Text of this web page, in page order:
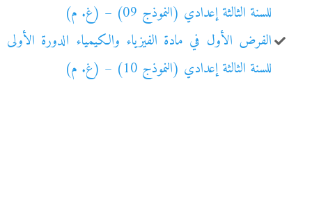
للسنة الثالثة إعدادي (النموذج 09) – (غ. م)
الفرض الأول في مادة الفيزياء والكيمياء الدورة الأولى
للسنة الثالثة إعدادي (النموذج 10) – (غ. م)